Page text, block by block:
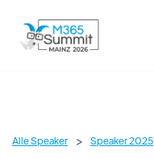
Alle Speaker > Speaker 2025